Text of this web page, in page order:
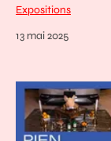
Expositions
13 mai 2025